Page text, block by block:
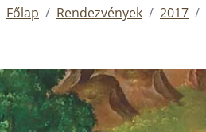
Főlap Rendezvények 2017